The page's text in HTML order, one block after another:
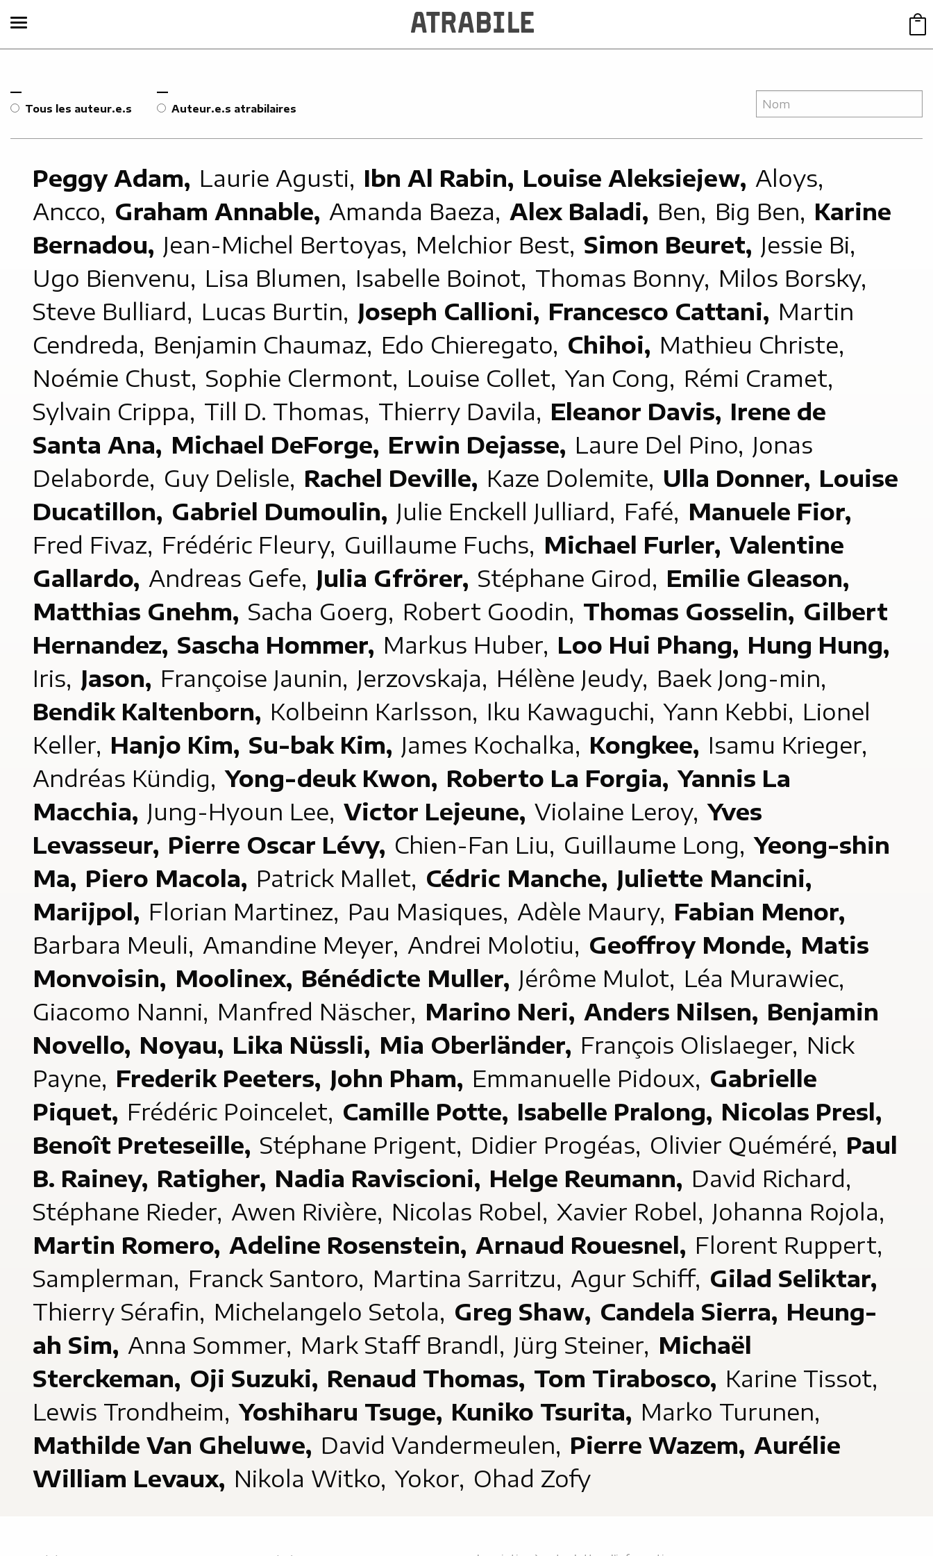
Tous les auteur.e.s Auteur.e.s atrabilaires
Peggy Adam, Laurie Agusti, Ibn Al Rabin, Louise Aleksiejew, Aloys,
Ancco, Graham Annable, Amanda Baeza, Alex Baladi, Ben, Big Ben, Karine
Bernadou, Jean-Michel Bertoyas, Melchior Best, Simon Beuret, Jessie Bi,
Ugo Bienvenu, Lisa Blumen, Isabelle Boinot, Thomas Bonny, Milos Borsky,
Steve Bulliard, Lucas Burtin, Joseph Callioni, Francesco Cattani, Martin
Cendreda, Benjamin Chaumaz, Edo Chieregato, Chihoi, Mathieu Christe,
Noémie Chust, Sophie Clermont, Louise Collet, Yan Cong, Rémi Cramet,
Sylvain Crippa, Till D. Thomas, Thierry Davila, Eleanor Davis, Irene de
Santa Ana, Michael DeForge, Erwin Dejasse, Laure Del Pino, Jonas
Delaborde, Guy Delisle, Rachel Deville, Kaze Dolemite, Ulla Donner, Louise
Ducatillon, Gabriel Dumoulin, Julie Enckell Julliard, Fafé, Manuele Fior,
Fred Fivaz, Frédéric Fleury, Guillaume Fuchs, Michael Furler, Valentine
Gallardo, Andreas Gefe, Julia Gfrörer, Stéphane Girod, Emilie Gleason,
Matthias Gnehm, Sacha Goerg, Robert Goodin, Thomas Gosselin, Gilbert
Hernandez, Sascha Hommer, Markus Huber, Loo Hui Phang, Hung Hung,
Iris, Jason, Françoise Jaunin, Jerzovskaja, Hélène Jeudy, Baek Jong-min,
Bendik Kaltenborn, Kolbeinn Karlsson, Iku Kawaguchi, Yann Kebbi, Lionel
Keller, Hanjo Kim, Su-bak Kim, James Kochalka, Kongkee, Isamu Krieger,
Andréas Kündig, Yong-deuk Kwon, Roberto La Forgia, Yannis La
Macchia, Jung-Hyoun Lee, Victor Lejeune, Violaine Leroy, Yves
Levasseur, Pierre Oscar Lévy, Chien-Fan Liu, Guillaume Long, Yeong-shin
Ma, Piero Macola, Patrick Mallet, Cédric Manche, Juliette Mancini,
Marijpol, Florian Martinez, Pau Masiques, Adèle Maury, Fabian Menor,
Barbara Meuli, Amandine Meyer, Andrei Molotiu, Geoffroy Monde, Matis
Monvoisin, Moolinex, Bénédicte Muller, Jérôme Mulot, Léa Murawiec,
Giacomo Nanni, Manfred Näscher, Marino Neri, Anders Nilsen, Benjamin
Novello, Noyau, Lika Nüssli, Mia Oberländer, François Olislaeger, Nick
Payne, Frederik Peeters, John Pham, Emmanuelle Pidoux, Gabrielle
Piquet, Frédéric Poincelet, Camille Potte, Isabelle Pralong, Nicolas Presl,
Benoît Preteseille, Stéphane Prigent, Didier Progéas, Olivier Quéméré, Paul
B. Rainey, Ratigher, Nadia Raviscioni, Helge Reumann, David Richard,
Stéphane Rieder, Awen Rivière, Nicolas Robel, Xavier Robel, Johanna Rojola,
Martin Romero, Adeline Rosenstein, Arnaud Rouesnel, Florent Ruppert,
Samplerman, Franck Santoro, Martina Sarritzu, Agur Schiff, Gilad Seliktar,
Thierry Sérafin, Michelangelo Setola, Greg Shaw, Candela Sierra, Heung-
ah Sim, Anna Sommer, Mark Staff Brandl, Jürg Steiner, Michaël
Sterckeman, Oji Suzuki, Renaud Thomas, Tom Tirabosco, Karine Tissot,
Lewis Trondheim, Yoshiharu Tsuge, Kuniko Tsurita, Marko Turunen,
Mathilde Van Gheluwe, David Vandermeulen, Pierre Wazem, Aurélie
William Levaux, Nikola Witko, Yokor, Ohad Zofy